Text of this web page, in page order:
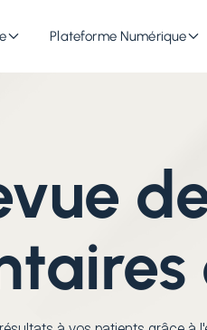
Plateforme Numérique